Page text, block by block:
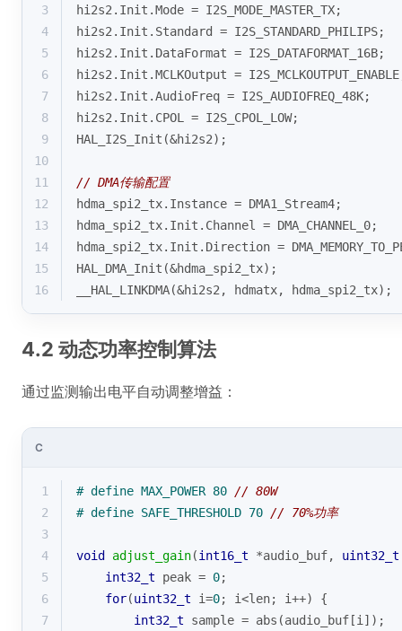
3
hi2s2.Init.Mode = I2S_MODE_MASTER_TX;
4
hi2s2.Init.Standard = I2S_STANDARD_PHILIPS;
5
hi2s2.Init.DataFormat = I2S_DATAFORMAT_16B;
6
hi2s2.Init.MCLKOutput =
7
hi2s2.Init.AudioFreq = I2S_AUDIOFREQ_48K;
8
hi2s2.Init.CPOL = I2S_CPOL_LOW;
9
HAL_I2S_Init(&hi2s2);
10
11
// DMA传输配置
12
hdma_spi2_tx.Instance = DMA1_Stream4;
13
hdma_spi2_tx.Init.Channel = DMA_CHANNEL_0;
14
hdma_spi2_tx.Init.Direction =
15
HAL_DMA_Init(&hdma_spi2_tx);
16
__HAL_LINKDMA(&hi2s2, hdmatx, hdma_spi2_tx);
4.2 动态功率控制算法
通过监测输出电平自动调整增益：
C
1 # define MAX_POWER 80 // 80W
2
# define SAFE_THRESHOLD 70 // 70%功率
3
4
void adjust_gain(int16_t *audio_buf, uint32_t
5
int32_t peak = 0;
6
for(uint32_t i=0; i<len; i++) {
7
int32_t sample = abs (audio_buf[i]);